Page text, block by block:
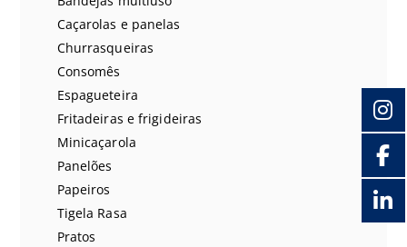
Caçarolas e panelas
Churrasqueiras
Consomês
Espagueteira
Fritadeiras e frigideiras
Minicaçarola
Panelões
Papeiros
Tigela Rasa
Pratos